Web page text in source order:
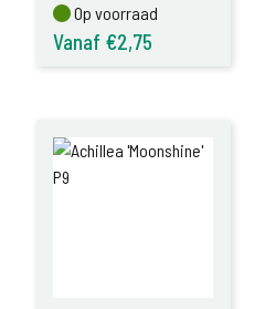
Op voorraad
Op voorraad
Vanaf €2,75